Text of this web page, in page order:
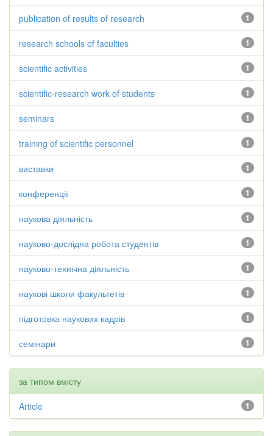
1
publication of results of research
1
research schools of faculties
1
scientific activities
1
scientific-research work of students
1
seminars
1
training of scientific personnel
1
виставки
1
конференції
1
наукова діяльність
1
науково-дослідна робота студентів
1
науково-технічна діяльність
1
наукові школи факультетів
1
підготовка наукових кадрів
1
семінари
за типом вмісту
1
Article